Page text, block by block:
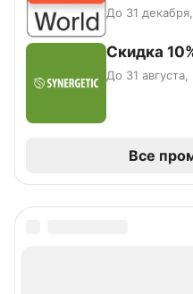
До 31
Скидка
До 31
Все